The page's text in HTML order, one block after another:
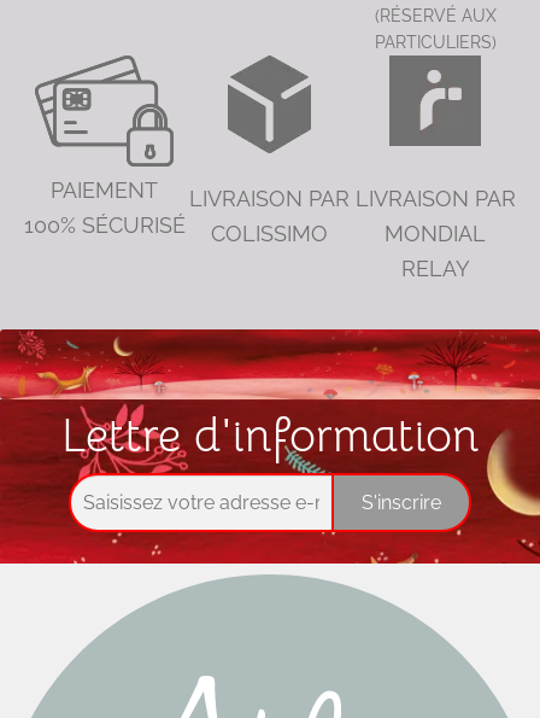
(RÉSERVÉ AUX
PARTICULIERS)
PAIEMENT
100% SÉCURISÉ
LIVRAISON PAR
COLISSIMO
LIVRAISON PAR
MONDIAL
RELAY
Lettre d'information
S'inscrire